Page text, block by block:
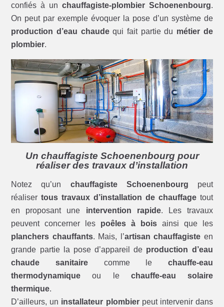
confiés à un chauffagiste-plombier Schoenenbourg.
On peut par exemple évoquer la pose d’un système de
production d’eau chaudequi fait partie du métier de
plombier.
Un chauffagiste Schoenenbourg pour
réaliser des travaux d’installation
Notez qu’un chauffagiste Schoenenbourg peut
réalisertous travaux d’installation de chauffagetout
en proposant une intervention rapide. Les travaux
peuvent concerner les poêles à boisainsi que les
planchers chauffants. Mais, l’artisan chauffagiste en
grande partie la pose d’appareil de production d’eau
chaude sanitairecomme le chauffe-eau
thermodynamique ou le chauffe-eau solaire
thermique.
D’ailleurs, un installateur plombierpeut intervenir dans